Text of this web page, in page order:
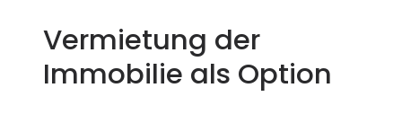
Vermietung der
Immobilie als Option